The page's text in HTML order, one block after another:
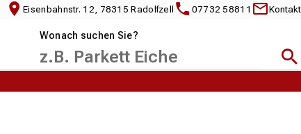
Eisenbahnstr. 12, 78315 Radolfzell 07732 58811 Kontakt
Wonach suchen Sie?